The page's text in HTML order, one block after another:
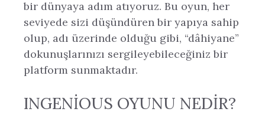
bir dünyaya adım atıyoruz. Bu oyun, her
seviyede sizi düşündüren bir yapıya sahip
olup, adı üzerinde olduğu gibi, “dâhiyane”
dokunuşlarınızı sergileyebileceğiniz bir
platform sunmaktadır.
INGENIOUS OYUNU NEDIR?